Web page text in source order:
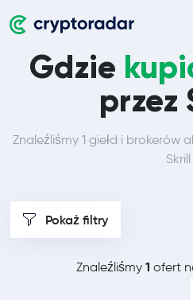
Gdzie
przez
Znaleźliśmy 1 giełd i brokerów
Skrill
Pokaż filtry
Znaleźliśmy 1 ofert